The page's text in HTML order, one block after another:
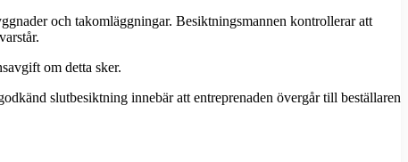
och takomläggningar. Besiktningsmannen kontrollerar att
om detta sker.
slutbesiktning innebär att entreprenaden övergår till beställaren